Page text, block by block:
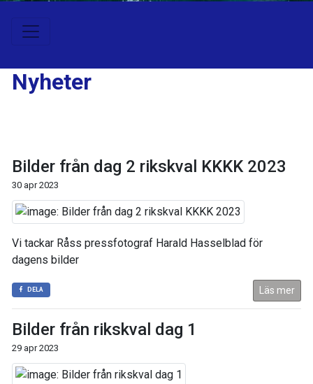
Nyheter
Bilder från dag 2 rikskval KKKK 2023
30 apr 2023
Vi tackar Råss pressfotograf Harald Hasselblad för
dagens bilder
DELA Läs mer
Bilder från rikskval dag 1
29 apr 2023